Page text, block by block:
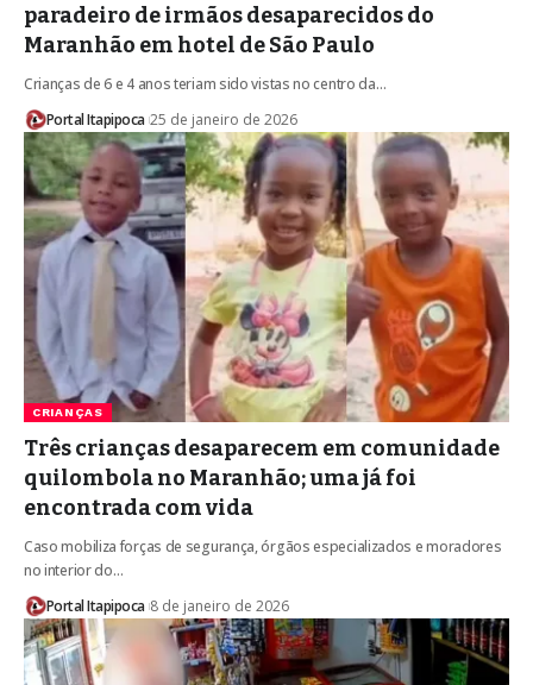
paradeiro de irmãos desaparecidos do
Maranhão em hotel de São Paulo
Crianças de 6 e 4 anos teriam sido vistas no centro da…
Portal Itapipoca 25 de janeiro de 2026
CRIANÇAS
Três crianças desaparecem em comunidade
quilombola no Maranhão; uma já foi
encontrada com vida
Caso mobiliza forças de segurança, órgãos especializados e moradores
no interior do…
Portal Itapipoca 8 de janeiro de 2026